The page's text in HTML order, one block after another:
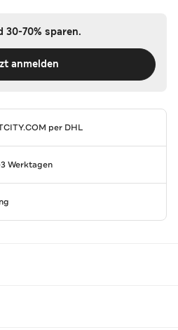
30-70% sparen.
anmelden
per DHL
Werktagen